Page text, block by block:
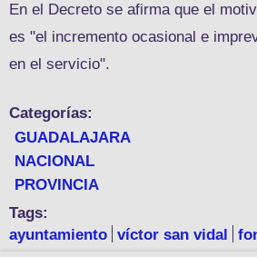
En el Decreto se afirma que el
es "el incremento ocasional e
en el servicio".
Categorías:
GUADALAJARA
NACIONAL
PROVINCIA
Tags:
ayuntamiento víctor san vidal